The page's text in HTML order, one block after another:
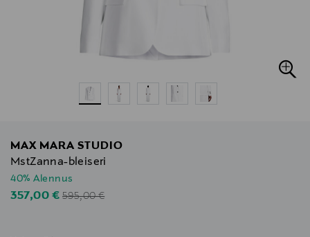
MAX MARA STUDIO
MstZanna-bleiseri
40% Alennus
Discounted Price
357,00 €Original Price
595,00 €